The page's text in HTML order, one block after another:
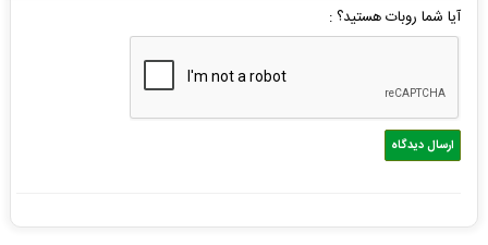
آیا شما روبات هستید؟ :